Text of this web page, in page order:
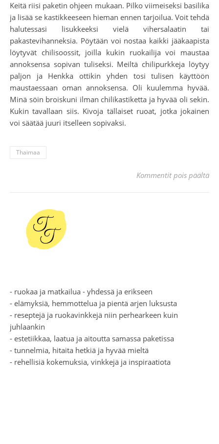
Keitä riisi paketin ohjeen mukaan. Pilko viimeiseksi basilika
ja lisää se kastikkeeseen hieman ennen tarjoilua. Voit tehdä
halutessasi lisukkeeksi vielä vihersalaatin tai
pakastevihanneksia. Pöytään voi nostaa kaikki jääkaapista
löytyvät chilisoossit, joilla kukin ruokailija voi maustaa
annoksensa sopivan tuliseksi. Meiltä chilipurkkeja löytyy
paljon ja Henkka ottikin yhden tosi tulisen käyttöön
maustaessaan oman annoksensa. Oli kuulemma hyvää.
Minä söin broiskuni ilman chilikastiketta ja hyvää oli sekin.
Kukin tavallaan siis. Kivoja tällaiset ruoat, jotka jokainen
voi säätää juuri itselleen sopivaksi.
Thaimaa
Kommentit pois päältä
- ruokaa ja matkailua - yhdessä ja erikseen
- elämyksiä, hemmottelua ja pientä arjen luksusta
- reseptejä ja ruokavinkkejä niin perhearkeen kuin
juhlaankin
- estetiikkaa, laatua ja aitoutta samassa paketissa
- tunnelmia, hitaita hetkiä ja hyvää mieltä
- rehellisiä kokemuksia, vinkkejä ja inspiraatiota